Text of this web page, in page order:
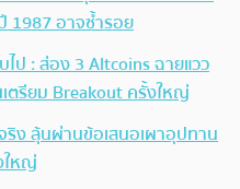
1987 อาจซ้ำรอย
ไป : ส่อง 3 Altcoins ฉายแวว
รียม Breakout ครั้งใหญ่
ริง ลุ้นผ่านข้อเสนอเผาอุปทาน
ใหญ่